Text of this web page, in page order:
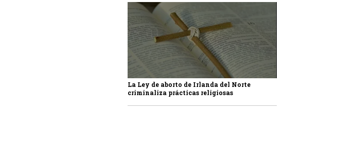
La Ley de aborto de Irlanda del Norte
criminaliza prácticas religiosas